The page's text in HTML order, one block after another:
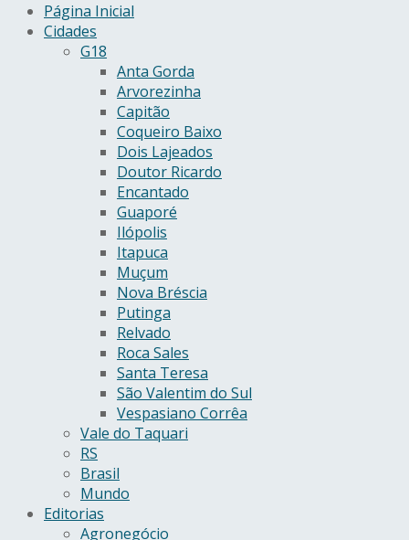
Página Inicial
Cidades
G18
Anta Gorda
Arvorezinha
Capitão
Coqueiro Baixo
Dois Lajeados
Doutor Ricardo
Encantado
Guaporé
Ilópolis
Itapuca
Muçum
Nova Bréscia
Putinga
Relvado
Roca Sales
Santa Teresa
São Valentim do Sul
Vespasiano Corrêa
Vale do Taquari
RS
Brasil
Mundo
Editorias
Agronegócio